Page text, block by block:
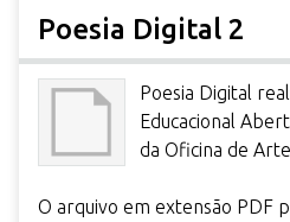
Poesia Digital 2
Poesia Digital
Educacional
da Oficina de
O arquivo em extensão PDF